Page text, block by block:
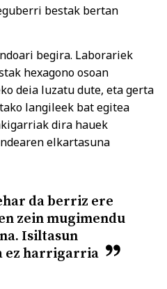
bestak bertan
begira. Laborariek
hexagono osoan
deia luzatu dute, eta gerta
langileek bat egitea
dira hauek
elkartasuna
da berriz ere
zein mugimendu
Isiltasun
ez harrigarria